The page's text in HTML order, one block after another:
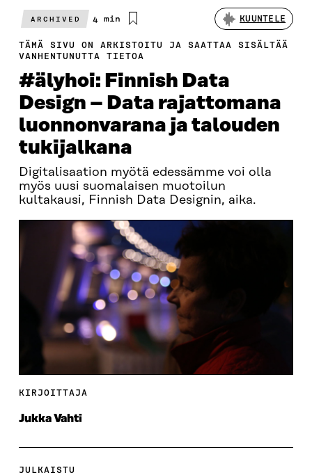
ARCHIVED
Arvioitu
4 min KUUNTELE
TÄMÄ SIVU ON ARKISTOITU JA SAATTAA SISÄLTÄÄ
VANHENTUNUTTA TIETOA
#älyhoi: Finnish Data
Design – Data rajattomana
luonnonvarana ja talouden
tukijalkana
Digitalisaation myötä edessämme voi olla
myös uusi suomalaisen muotoilun
kultakausi, Finnish Data Designin, aika.
KIRJOITTAJA
Jukka Vahti
JULKAISTU